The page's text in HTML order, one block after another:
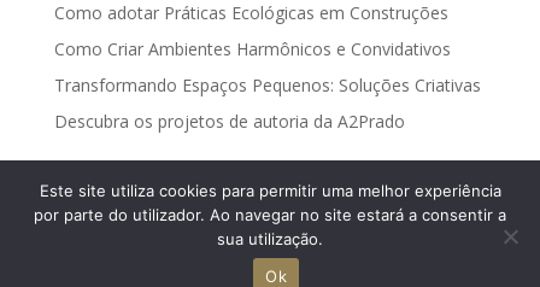
Como adotar Práticas Ecológicas em Construções
Como Criar Ambientes Harmônicos e Convidativos
Transformando Espaços Pequenos: Soluções Criativas
Descubra os projetos de autoria da A2Prado
Recent Comments
Nenhum comentário para mostrar.
Este site utiliza cookies para permitir uma melhor experiência
por parte do utilizador. Ao navegar no site estará a consentir a
sua utilização.
Ok